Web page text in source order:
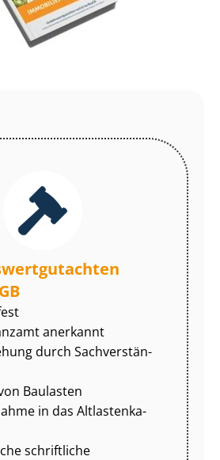
anerkannt
durch Sach­ver­stän­
Baulasten
in das Alt­las­ten­ka­
schriftliche